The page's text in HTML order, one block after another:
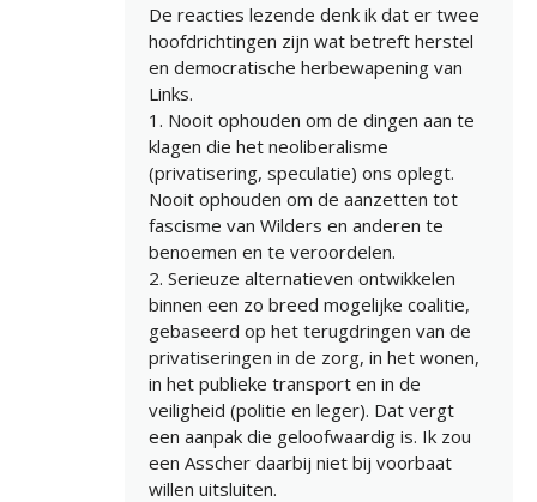
De reacties lezende denk ik dat er twee
hoofdrichtingen zijn wat betreft herstel
en democratische herbewapening van
Links.
1. Nooit ophouden om de dingen aan te
klagen die het neoliberalisme
(privatisering, speculatie) ons oplegt.
Nooit ophouden om de aanzetten tot
fascisme van Wilders en anderen te
benoemen en te veroordelen.
2. Serieuze alternatieven ontwikkelen
binnen een zo breed mogelijke coalitie,
gebaseerd op het terugdringen van de
privatiseringen in de zorg, in het wonen,
in het publieke transport en in de
veiligheid (politie en leger). Dat vergt
een aanpak die geloofwaardig is. Ik zou
een Asscher daarbij niet bij voorbaat
willen uitsluiten.